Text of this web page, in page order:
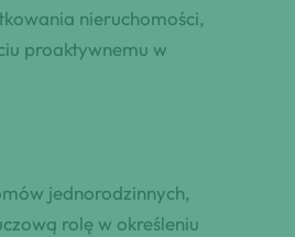
nieruchomości,
proaktywnemu w
jednorodzinnych,
rolę w określeniu